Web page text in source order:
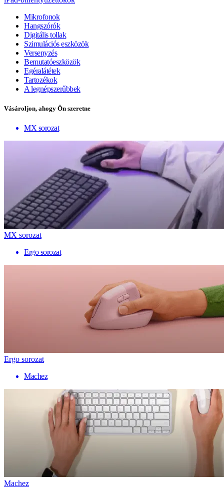
Mikrofonok
Hangszórók
Digitális tollak
Szimulációs eszközök
Versenyzés
Bemutatóeszközök
Egéralátétek
Tartozékok
A legnépszerűbbek
Vásároljon, ahogy Ön szeretne
MX sorozat
MX sorozat
Ergo sorozat
Ergo sorozat
Machez
Machez